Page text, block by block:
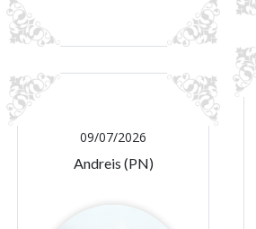
09/07/2026
Andreis (PN)